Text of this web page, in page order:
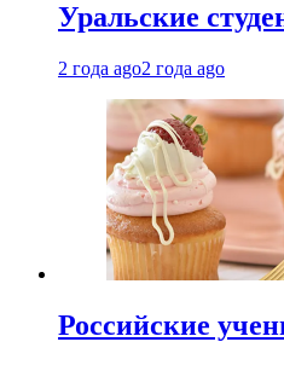
Уральские
2 года ago2 года ago
Российские